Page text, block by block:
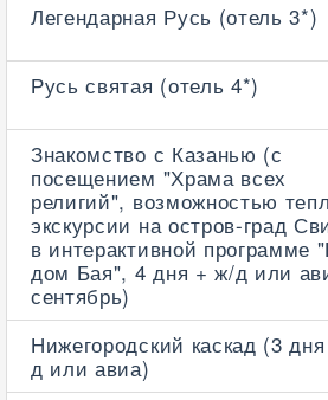
Легендарная Русь (отель 3*)
Русь святая (отель 4*)
Знакомство с Казанью (с
посещением "Храма всех
религий", возможностью
экскурсии на остров-град
в интерактивной программе
дом Бая", 4 дня + ж/д или
сентябрь)
Нижегородский каскад (3
д или авиа)